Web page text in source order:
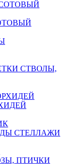
СТВОЛЫ,
СТЕЛЛАЖИ